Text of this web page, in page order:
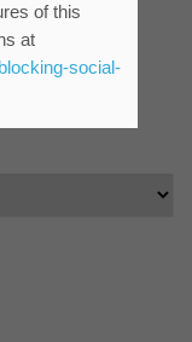
ЛИНК
of this
at
social-